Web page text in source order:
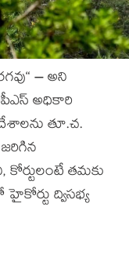
– అని
అధికారి
తూ.చ‌.
త‌మ‌కు
ద్విస‌భ్య